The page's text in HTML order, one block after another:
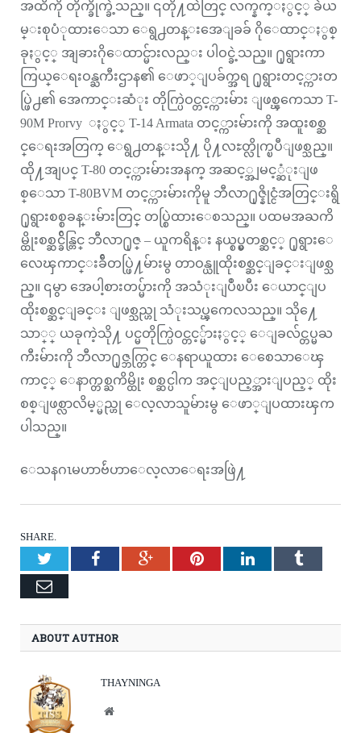
အထိကို တိုက္ခိုက္ခဲ့သည္။ ၎တို႔ထဲတြင္ လက္နက္ႏွင့္ ခဲယ
မ္းစုပံုထားေသာ ေရွ႕တန္းအေျခခ် ဂိုေထာင္ႏွစ္
ခုႏွင့္ အျခားဂိုေထာင္မ်ားလည္း ပါဝင္ခဲ့သည္။ ႐ုရွားကာ
ကြယ္ေရးဝန္ႀကီးဌာန၏ ေဖာ္ျပခ်က္အရ ႐ုရွားတင့္ကားတ
ပ္ဖြဲ႕၏ အေကာင္းဆံုး တိုက္ပြဲဝင္တင့္ကားမ်ား ျဖစ္ၾကေသာ T-
90M Prorvy ႏွင့္ T-14 Armata တင့္ကားမ်ားကို အထူးစစ္ဆ
င္ေရးအတြက္ ေရွ႕တန္းသို႔ ပို႔လႊတ္လိုက္ၿပီျဖစ္သည္။
ထို႔အျပင္ T-80 တင့္ကားမ်ားအနက္ အဆင့္အျမင့္ဆံုးျဖ
စ္ေသာ T-80BVM တင့္ကားမ်ားကိုမူ ဘီလာ႐ုဇ္နိုင္ငံအတြင္းရွိ
႐ုရွားစစ္စခန္းမ်ားတြင္ တပ္စြဲထားေစသည္။ ပထမအႀကိ
မ္ထိုးစစ္ဆင္ခ်ိန္တြင္ ဘီလာ႐ုဇ္ – ယူကရိန္း နယ္စပ္မွတစ္ဆင့္ ႐ုရွားေ
လေၾကာင္းခ်ီတပ္ဖြဲ႔မ်ားမွ တာဝန္ယူထိုးစစ္ဆင္ျခင္းျဖစ္သ
ည္။ ၎မွာ အေပါ့စားတပ္မ်ားကို အသံုးျပဳၿပီး ေယာင္ျပ
ထိုးစစ္ဆင္ျခင္း ျဖစ္သည္ဟု သံုးသပ္ၾကေလသည္။ သို႔ေ
သာ္္ ယခုကဲ့သို႔ ပင္မတိုက္ပြဲဝင္တင့္မ်ားႏွင့္ ေျခလ်င္တပ္မႀ
ကီးမ်ားကို ဘီလာ႐ုဇ္ဘက္တြင္ ေနရာယူထား ေစေသာေၾ
ကာင့္ ေနာက္တစ္ႀကိမ္ထိုး စစ္ဆင္ပါက အင္ျပည့္အားျပည့္ ထိုး
စစ္ျဖစ္လာလိမ့္မည္ဟု ေလ့လာသူမ်ားမွ ေဖာ္ျပထားၾက
ပါသည္။
ေသနဂၤမဟာဗ်ဴဟာေလ့လာေရးအဖြဲ႔
SHARE.
TwitterFacebookGoogle+PinterestLinkedInTumblr
Email
ABOUT AUTHOR
THAYNINGA
Website